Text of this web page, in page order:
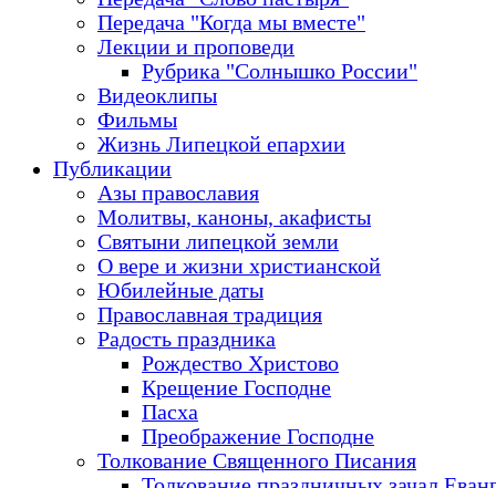
Передача "Когда мы вместе"
Лекции и проповеди
Рубрика "Солнышко России"
Видеоклипы
Фильмы
Жизнь Липецкой епархии
Публикации
Азы православия
Молитвы, каноны, акафисты
Святыни липецкой земли
О вере и жизни христианской
Юбилейные даты
Православная традиция
Радость праздника
Рождество Христово
Крещение Господне
Пасха
Преображение Господне
Толкование Священного Писания